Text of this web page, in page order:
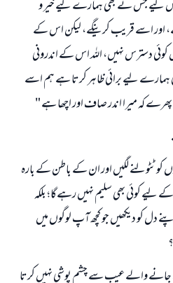
ليے جس نے بھى ہمارے ليے خير و
اور اسے قريب كرينگے، ليكن اس كے
كوئى دسترس نہيں، اللہ اس كے اندرونى
ہمارے ليے برائى ظاہر كرتا ہے ہم اسے
كہ ميرا اندر صاف اور اچھا ہے "
ٹٹولنے لگيں اور ان كے باطن كے بارہ
كوئى بھى سليم نہيں رہےگا؛ بلكہ
كو ديكھيں جو كچھ آپ لوگوں ميں
والے عيب سے چشم پوشى نہيں كرتا